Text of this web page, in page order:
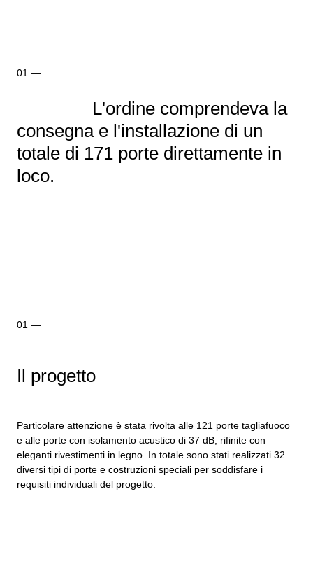
L'ordine comprendeva la
consegna e l'installazione di un
totale di 171 porte direttamente in
loco.
Il progetto
Particolare attenzione è stata rivolta alle 121 porte tagliafuoco
e alle porte con isolamento acustico di 37 dB, rifinite con
eleganti rivestimenti in legno. In totale sono stati realizzati 32
diversi tipi di porte e costruzioni speciali per soddisfare i
requisiti individuali del progetto.